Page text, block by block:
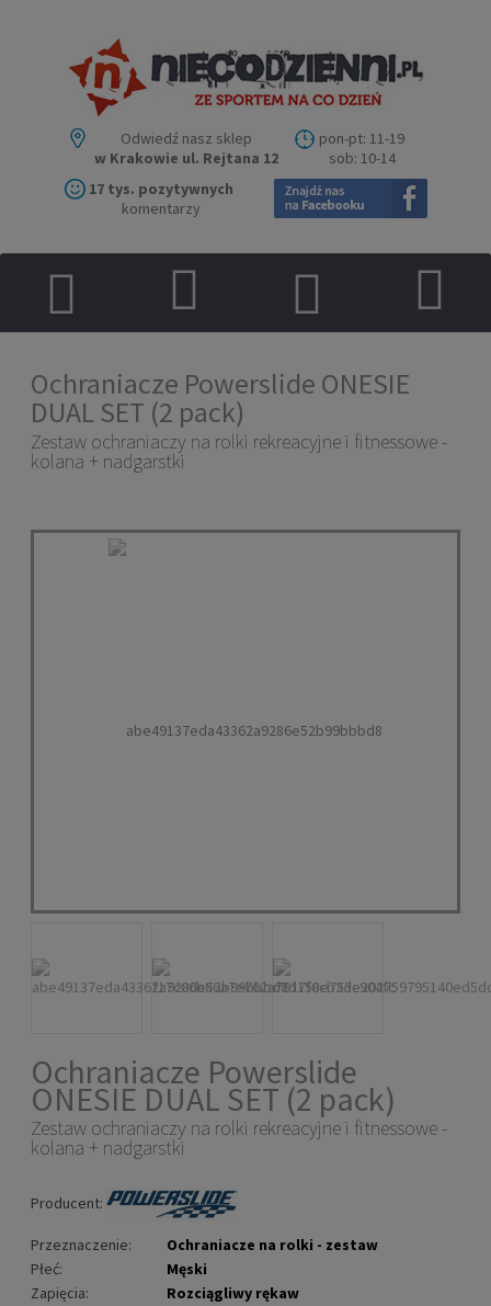
Odwiedź nasz sklep
w Krakowie ul. Rejtana 12
pon-pt: 11-19
sob: 10-14
17 tys. pozytywnych
komentarzy
Ochraniacze Powerslide ONESIE
DUAL SET (2 pack)
Zestaw ochraniaczy na rolki rekreacyjne i fitnessowe -
kolana + nadgarstki
Ochraniacze Powerslide
ONESIE DUAL SET (2 pack)
Zestaw ochraniaczy na rolki rekreacyjne i fitnessowe -
kolana + nadgarstki
Producent:
Przeznaczenie:
Ochraniacze na rolki - zestaw
Płeć:
Męski
Zapięcia:
Rozciągliwy rękaw